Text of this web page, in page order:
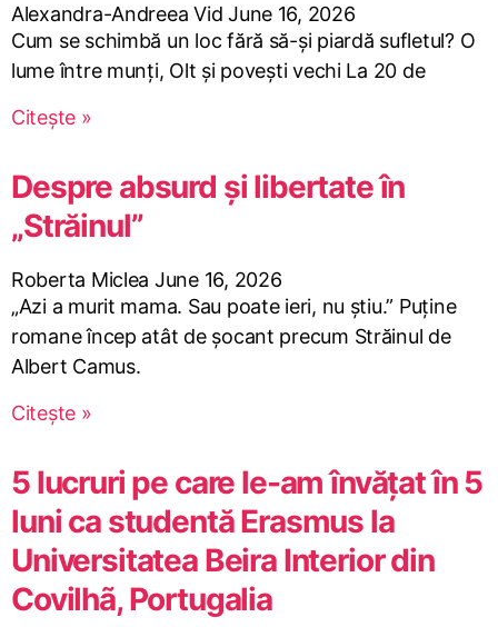
Alexandra-Andreea VidJune 16, 2026
Cum se schimbă un loc fără să-și piardă sufletul? O
lume între munți, Olt și povești vechi La 20 de
Citește »
Despre absurd și libertate în
„Străinul”
Roberta Miclea June 16, 2026
„Azi a murit mama. Sau poate ieri, nu știu.” Puține
romane încep atât de șocant precum Străinul de
Albert Camus.
Citește »
5 lucruri pe care le-am învățat în 5
luni ca studentă Erasmus la
Universitatea Beira Interior din
Covilhã, Portugalia